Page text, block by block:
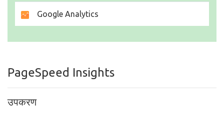
Google Analytics
PageSpeed Insights
उपकरण